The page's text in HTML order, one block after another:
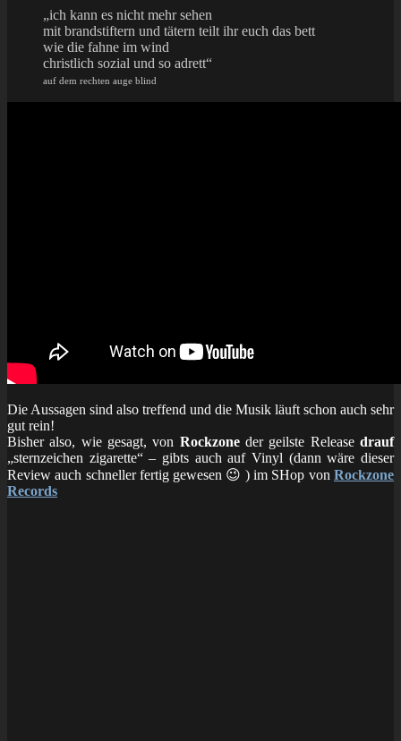
„ich kann es nicht mehr sehen
mit brandstiftern und tätern teilt ihr euch das bett
wie die fahne im wind
christlich sozial und so adrett“
auf dem rechten auge blind
Die Aussagen sind also treffend und die Musik läuft schon auch sehr
gut rein!
Bisher also, wie gesagt, von Rockzoneder geilste Releasedrauf
„sternzeichen zigarette“ – gibts auch auf Vinyl (dann wäre dieser
Review auch schneller fertig gewesen 😉 ) im SHop von Rockzone
Records